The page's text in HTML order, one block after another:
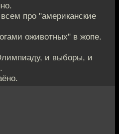
про "американские
оживотных" в жопе.
и выборы, и